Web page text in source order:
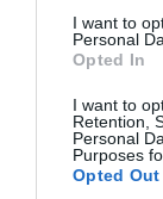
I want to
Personal
Opted In
I want to
Retention,
Personal
Purposes
Opted Out